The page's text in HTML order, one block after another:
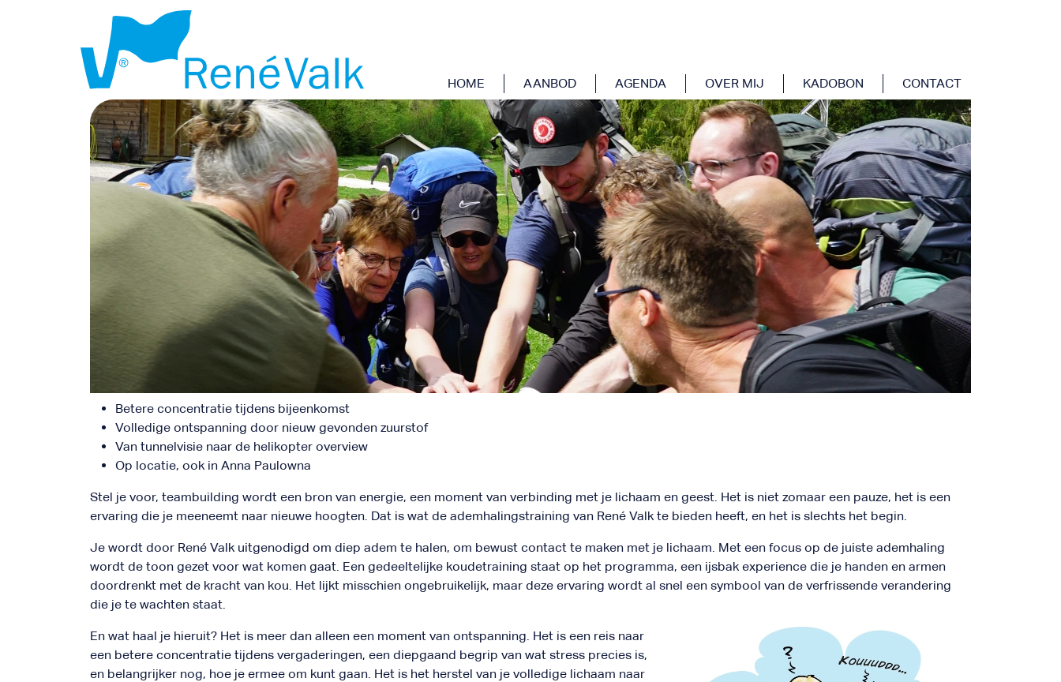
HOME AANBOD AGENDA OVER MIJ KADOBON CONTACT
ANNA
PAULOWNA
Betere concentratie tijdens bijeenkomst
Volledige ontspanning door nieuw gevonden zuurstof
Van tunnelvisie naar de helikopter overview
Op locatie, ook in Anna Paulowna
Stel je voor, teambuilding wordt een bron van energie, een moment van verbinding met je lichaam en geest. Het is niet zomaar een pauze, het is een
ervaring die je meeneemt naar nieuwe hoogten. Dat is wat de ademhalingstraining van René Valk te bieden heeft, en het is slechts het begin.
Je wordt door René Valk uitgenodigd om diep adem te halen, om bewust contact te maken met je lichaam. Met een focus op de juiste ademhaling
wordt de toon gezet voor wat komen gaat. Een gedeeltelijke koudetraining staat op het programma, een ijsbak experience die je handen en armen
doordrenkt met de kracht van kou. Het lijkt misschien ongebruikelijk, maar deze ervaring wordt al snel een symbool van de verfrissende verandering
die je te wachten staat.
En wat haal je hieruit? Het is meer dan alleen een moment van ontspanning. Het is een reis naar
een betere concentratie tijdens vergaderingen, een diepgaand begrip van wat stress precies is,
en belangrijker nog, hoe je ermee om kunt gaan. Het is het herstel van je volledige lichaam naar